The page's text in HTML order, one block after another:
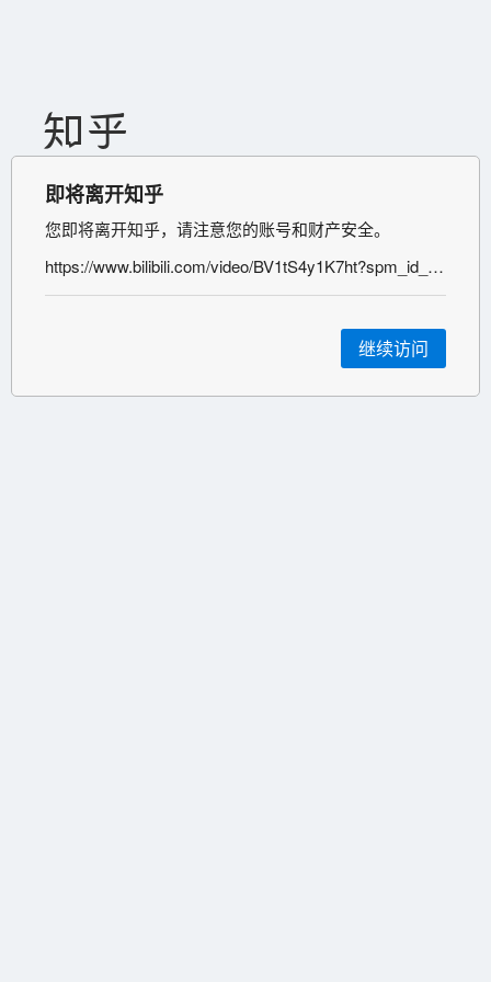
即将离开知乎
您即将离开知乎，请注意您的账号和财产安全。
https://www.bilibili.com/video/BV1tS4y1K7ht?spm_id_from=333.337.search-card.all.click
继续访问